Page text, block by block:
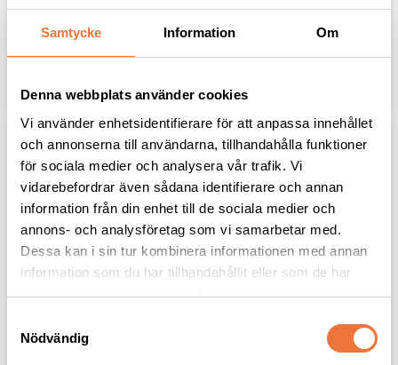
Samtycke Information Om
Denna webbplats använder cookies
Vi använder enhetsidentifierare för att anpassa innehållet
och annonserna till användarna, tillhandahålla funktioner
för sociala medier och analysera vår trafik. Vi
vidarebefordrar även sådana identifierare och annan
information från din enhet till de sociala medier och
annons- och analysföretag som vi samarbetar med.
Dessa kan i sin tur kombinera informationen med annan
information som du har tillhandahållit eller som de har
samlat in när du har använt deras tjänster.
Nödvändig
hundvagn Skyline & Silver Wing
159kr 129
Passar både Safari, Skyline &
hundvagn Skyline,
Safari och Petstro